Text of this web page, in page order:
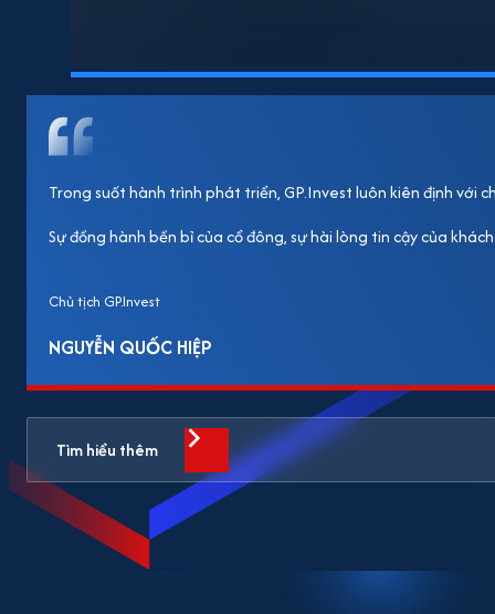
Trong suốt hành trình phát triển, GP.Invest luôn kiên định với
Sự đồng hành bền bỉ của cổ đông, sự hài lòng tin cậy của
Chủ tịch GP.Invest
NGUYỄN QUỐC HIỆP
Tìm hiểu thêm